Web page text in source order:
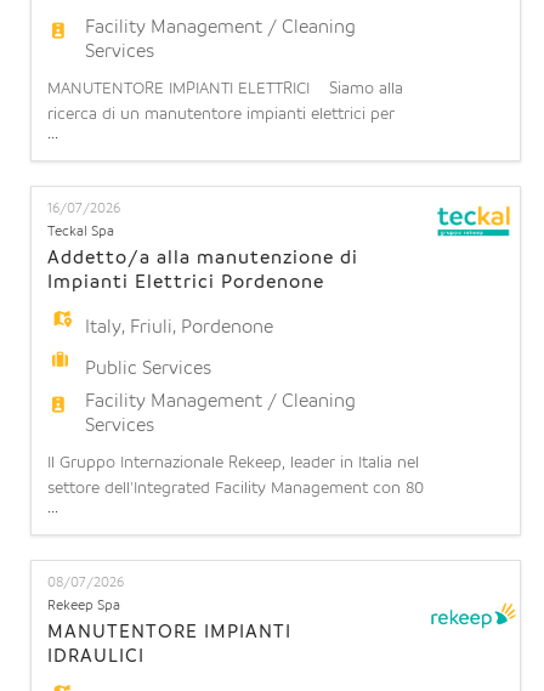
Facility Management / Cleaning
Services
MANUTENTORE IMPIANTI ELETTRICI Siamo alla
ricerca di un manutentore impianti elettrici per
potenziamento team operativo presso il CED di
POMEZIA (RM) La risorsa dovrà assicurare il
corretto funzionamento degli impianti elettrici,
eseguendo le attività di manutenzione ordinaria e
straordinaria di impianti elettrici e apparecchiature
elettronich
...
16/07/2026
Teckal Spa
Addetto/a alla manutenzione di
Impianti Elettrici Pordenone
Italy, Friuli, Pordenone
Public Services
Facility Management / Cleaning
Services
Il Gruppo Internazionale Rekeep, leader in Italia nel
settore dell'Integrated Facility Management con 80
anni di esperienza, 28.000 dipendenti e oltre 1
miliardo di fatturato, ha l'opportunità di inserire
all'interno di una Società del Gruppo, Teckal S.p.A,
un addetto/a alla manutenzione di impianti
elettrici e speciali per potenziamento team opera
...
08/07/2026
Rekeep Spa
MANUTENTORE IMPIANTI
IDRAULICI